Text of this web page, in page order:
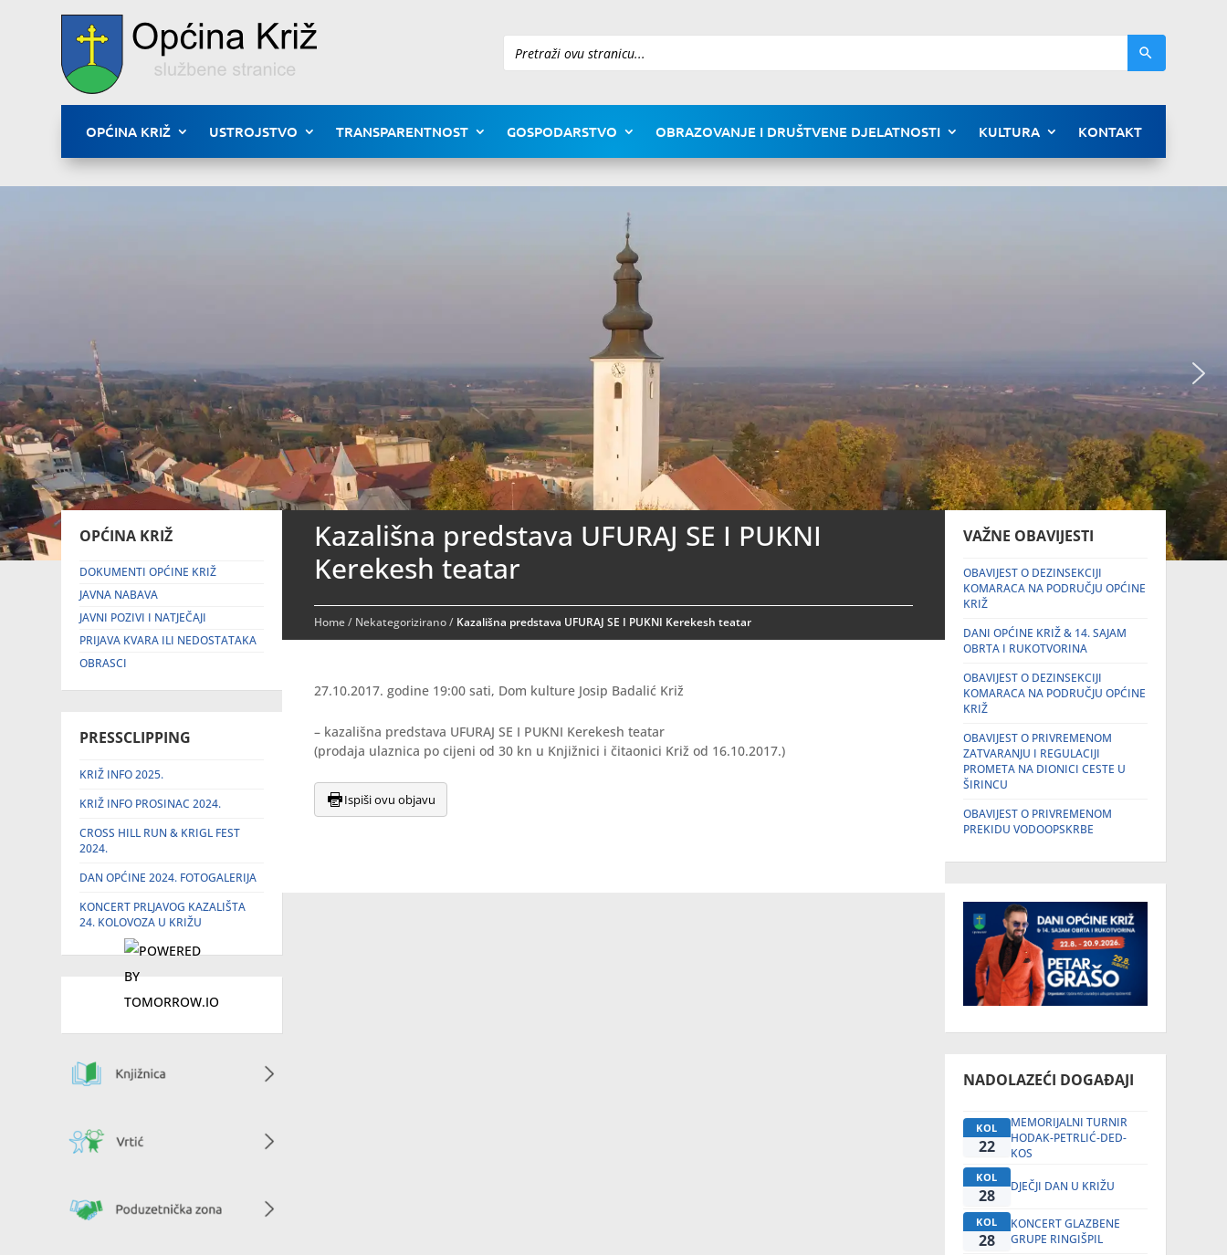
Pretraži
OPĆINA KRIŽ USTROJSTVO TRANSPARENTNOST GOSPODARSTVO OBRAZOVANJE I DRUŠTVENE DJELATNOSTI KULTURA KONTAKT
OPĆINA KRIŽ
DOKUMENTI OPĆINE KRIŽ
JAVNA NABAVA
JAVNI POZIVI I NATJEČAJI
PRIJAVA KVARA ILI NEDOSTATAKA
OBRASCI
PRESSCLIPPING
KRIŽ INFO 2025.
KRIŽ INFO PROSINAC 2024.
CROSS HILL RUN & KRIGL FEST
2024.
DAN OPĆINE 2024. FOTOGALERIJA
KONCERT PRLJAVOG KAZALIŠTA
24. KOLOVOZA U KRIŽU
Kazališna predstava UFURAJ SE I PUKNI
Kerekesh teatar
Home/ Nekategorizirano/ Kazališna predstava UFURAJ SE I PUKNI Kerekesh teatar
27.10.2017. godine 19:00 sati, Dom kulture Josip Badalić Križ
– kazališna predstava UFURAJ SE I PUKNI Kerekesh teatar
(prodaja ulaznica po cijeni od 30 kn u Knjižnici i čitaonici Križ od 16.10.2017.)
Ispiši ovu objavu
VAŽNE OBAVIJESTI
OBAVIJEST O DEZINSEKCIJI
KOMARACA NA PODRUČJU OPĆINE
KRIŽ
DANI OPĆINE KRIŽ & 14. SAJAM
OBRTA I RUKOTVORINA
OBAVIJEST O DEZINSEKCIJI
KOMARACA NA PODRUČJU OPĆINE
KRIŽ
OBAVIJEST O PRIVREMENOM
ZATVARANJU I REGULACIJI
PROMETA NA DIONICI CESTE U
ŠIRINCU
OBAVIJEST O PRIVREMENOM
PREKIDU VODOOPSKRBE
NADOLAZEĆI DOGAĐAJI
KOL
22
MEMORIJALNI TURNIR
HODAK-PETRLIĆ-DED-
KOS
KOL
28 DJEČJI DAN U KRIŽU
KOL
28
KONCERT GLAZBENE
GRUPE RINGIŠPIL